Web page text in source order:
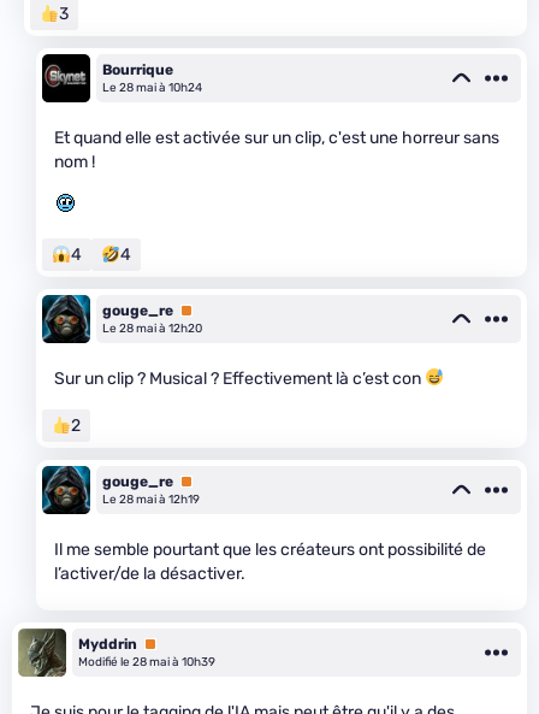
3
Bourrique
Le 28 mai à 10h24
Et quand elle est activée sur un clip, c'est une horreur sans
nom !
4 4
gouge_re Premium
Le 28 mai à 12h20
Sur un clip ? Musical ? Effectivement là c’est con
2
gouge_re Premium
Le 28 mai à 12h19
Il me semble pourtant que les créateurs ont possibilité de
l’activer/de la désactiver.
Myddrin
Premium
Modifié le 28 mai à 10h39